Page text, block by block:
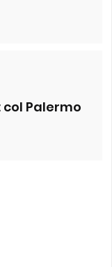
col Palermo